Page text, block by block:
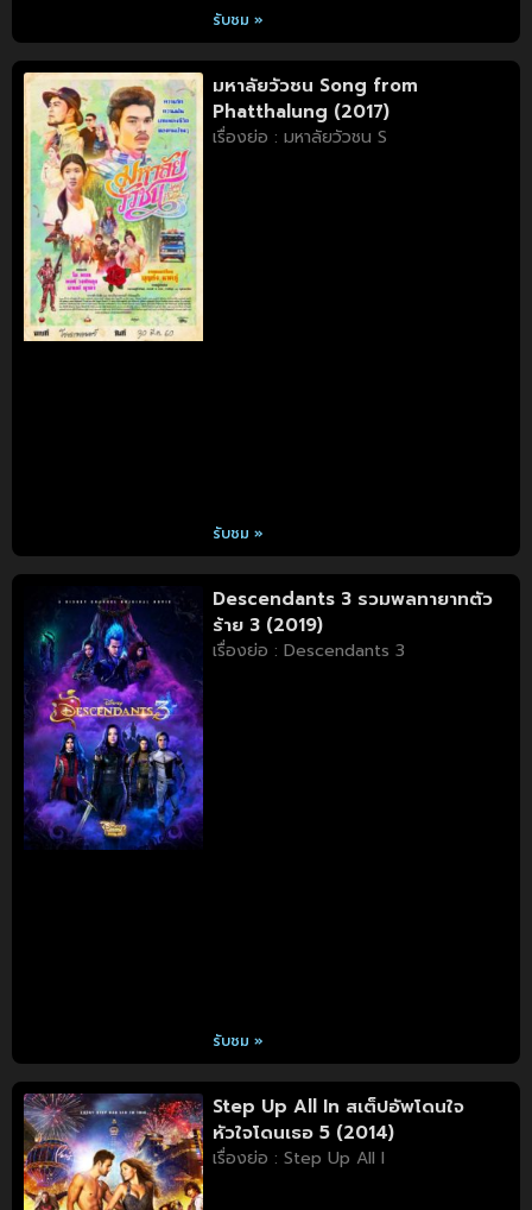
รับชม »
มหาลัยวัวชน Song from
Phatthalung (2017)
เรื่องย่อ : มหาลัยวัวชน S
รับชม »
Descendants 3 รวมพลทายาทตัว
ร้าย 3 (2019)
เรื่องย่อ : Descendants 3
รับชม »
Step Up All In สเต็ปอัพโดนใจ
หัวใจโดนเธอ 5 (2014)
เรื่องย่อ : Step Up All I